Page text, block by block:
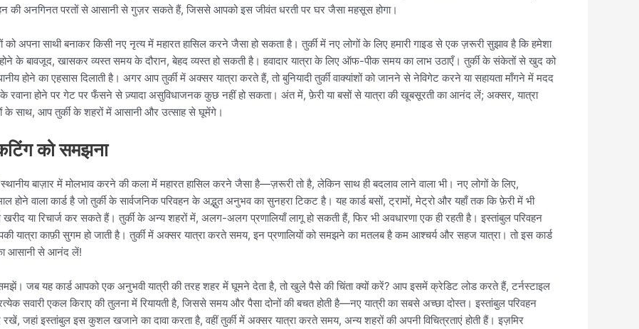
की अनगिनत परतों से आसानी से गुज़र सकते हैं, जिससे आपको इस जीवंत धरती पर घर जैसा महसूस होगा।
को अपना साथी बनाकर किसी नए नृत्य में महारत हासिल करने जैसा हो सकता है। तुर्की में नए लोगों के लिए हमारी गाइड से एक ज़रूरी सुझाव है कि हमेशा
के बावजूद, खासकर व्यस्त समय के दौरान, बेहद व्यस्त हो सकती है। हवादार यात्रा के लिए ऑफ-पीक समय का लाभ उठाएँ। तुर्की के संकेतों से खुद को
होने का एहसास दिलाती है। अगर आप तुर्की में अक्सर यात्रा करते हैं, तो बुनियादी तुर्की वाक्यांशों को जानने से नेविगेट करने या सहायता माँगने में मदद
रवाना होने पर गेट पर फँसने से ज़्यादा असुविधाजनक कुछ नहीं हो सकता। अंत में, फ़ेरी या बसों से यात्रा की खूबसूरती का आनंद लें; अक्सर, यात्रा
के साथ, आप तुर्की के शहरों में आसानी और उत्साह से घूमेंगे।
को समझना
बाज़ार में मोलभाव करने की कला में महारत हासिल करने जैसा है—ज़रूरी तो है, लेकिन साथ ही बदलाव लाने वाला भी। नए लोगों के लिए,
होने वाला कार्ड है जो तुर्की के सार्वजनिक परिवहन के अद्भुत अनुभव का सुनहरा टिकट है। यह कार्ड बसों, ट्रामों, मेट्रो और यहाँ तक कि फ़ेरी में भी
या रिचार्ज कर सकते हैं। तुर्की के अन्य शहरों में, अलग-अलग प्रणालियाँ लागू हो सकती हैं, फिर भी अवधारणा एक ही रहती है। इस्तांबुल परिवहन
यात्रा काफ़ी सुगम हो जाती है। तुर्की में अक्सर यात्रा करते समय, इन प्रणालियों को समझने का मतलब है कम आश्चर्य और सहज यात्रा। तो इस कार्ड
आसानी से आनंद लें!
जब यह कार्ड आपको एक अनुभवी यात्री की तरह शहर में घूमने देता है, तो खुले पैसे की चिंता क्यों करें? आप इसमें क्रेडिट लोड करते हैं, टर्नस्टाइल
सवारी एकल किराए की तुलना में रियायती है, जिससे समय और पैसा दोनों की बचत होती है—नए यात्री का सबसे अच्छा दोस्त। इस्तांबुल परिवहन
जहां इस्तांबुल इस कुशल खजाने का दावा करता है, वहीं तुर्की में अक्सर यात्रा करते समय, अन्य शहरों की अपनी विचित्रताएं होती हैं। इज़मिर